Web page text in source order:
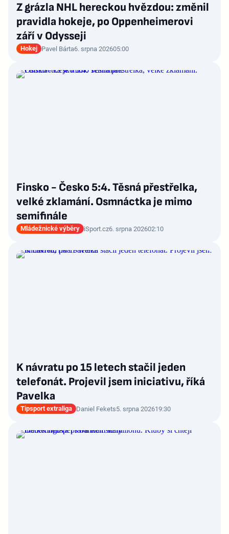
Z grázla NHL hereckou hvězdou: změnil
pravidla hokeje, po Oppenheimerovi
září v Odysseji
Hokej Pavel Bárta6. srpna 202605:00
Finsko - Česko 5:4. Těsná přestřelka,
velké zklamání. Osmnáctka je mimo
semifinále
Mládežnické výběry iSport.cz6. srpna 202602:10
K návratu po 15 letech stačil jeden
telefonát. Projevil jsem iniciativu, říká
Pavelka
Tipsport extraliga Daniel Fekets5. srpna 202619:30